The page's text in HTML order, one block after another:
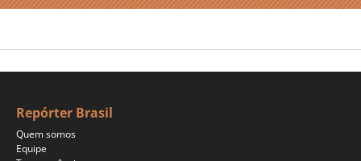
Repórter Brasil
Quem somos
Equipe